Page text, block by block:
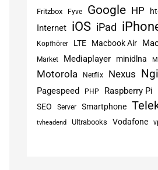
Fritzbox Fyve Google HP
Internet iOS iPad
Kopfhörer LTE Macbook Air
Market Mediaplayer minidlna
Motorola Netflix Nexus
Pagespeed PHP Raspberry Pi
SEO Server Smartphone
tvheadend Ultrabooks Vodafone